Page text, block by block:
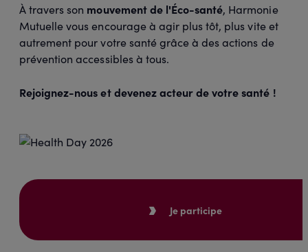
À travers son mouvement de l'Éco-santé, Harmonie
Mutuelle vous encourage à agir plus tôt, plus vite et
autrement pour votre santé grâce à des actions de
prévention accessibles à tous.
Rejoignez-nous et devenez acteur de votre santé !
Je participe